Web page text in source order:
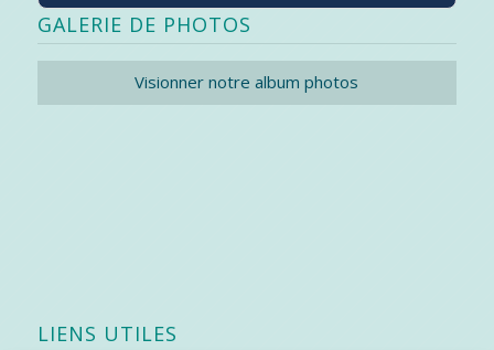
GALERIE DE PHOTOS
Visionner notre album photos
LIENS UTILES